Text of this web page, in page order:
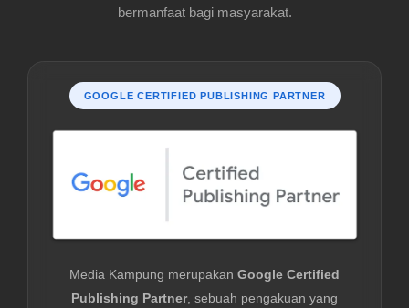
bermanfaat bagi masyarakat.
GOOGLE CERTIFIED PUBLISHING PARTNER
Media Kampung merupakan Google Certified
Publishing Partner, sebuah pengakuan yang